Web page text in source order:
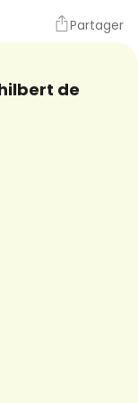
Partager
de